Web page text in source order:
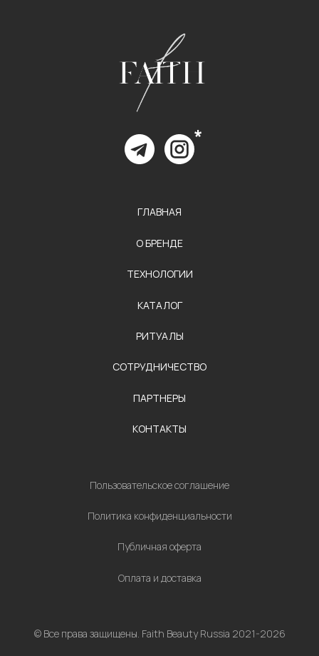
* Компания Meta Platforms Inc., владеющая социальными сетями Facebook
и Instagram, по решению суда от 21.03.2022 признана экстремистской
организацией, ее деятельность на территории России запрещена.